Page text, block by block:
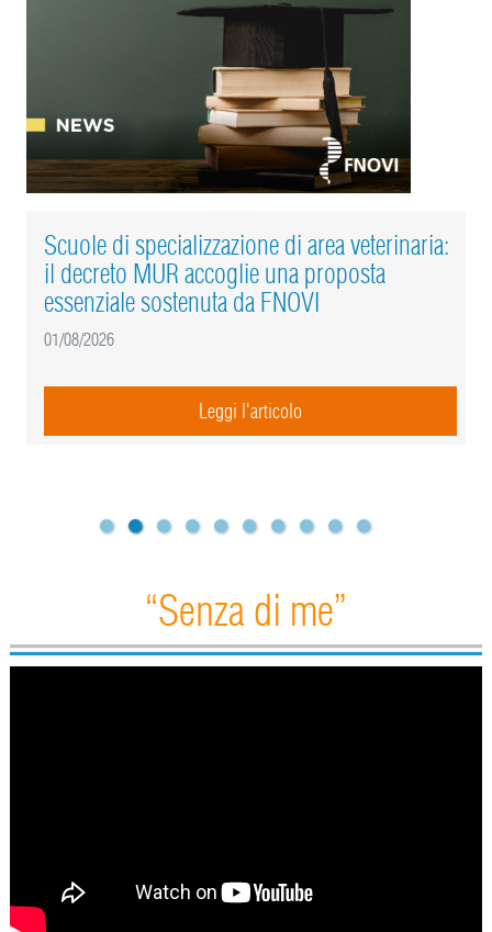
Scuole di specializzazione di area veterinaria:
il decreto MUR accoglie una proposta
essenziale sostenuta da FNOVI
01/08/2026
Leggi l'articolo
“Senza di me”